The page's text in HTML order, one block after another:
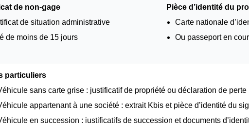
de non-gage
de situation administrative
de moins de 15 jours
Pièce d’identité du
Carte nationale
Ou passeport en
particuliers
sans carte grise : justificatif de propriété ou déclaration de perte
appartenant à une société : extrait Kbis et pièce d’identité du
en succession : justificatifs de succession et documents